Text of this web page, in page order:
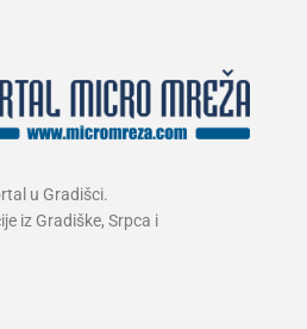
u Gradišci.
iz Gradiške, Srpca i